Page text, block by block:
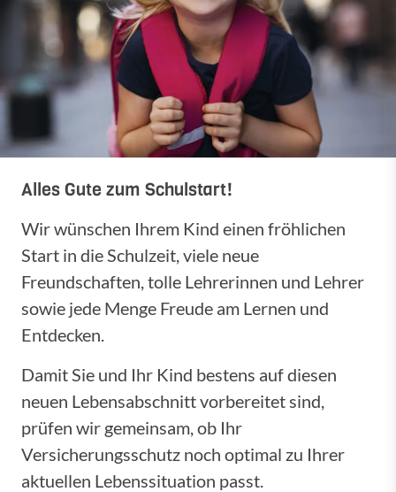
Alles Gute zum Schulstart!
Wir wünschen Ihrem Kind einen fröhlichen
Start in die Schulzeit, viele neue
Freundschaften, tolle Lehrerinnen und Lehrer
sowie jede Menge Freude am Lernen und
Entdecken.
Damit Sie und Ihr Kind bestens auf diesen
neuen Lebensabschnitt vorbereitet sind,
prüfen wir gemeinsam, ob Ihr
Versicherungsschutz noch optimal zu Ihrer
aktuellen Lebenssituation passt.